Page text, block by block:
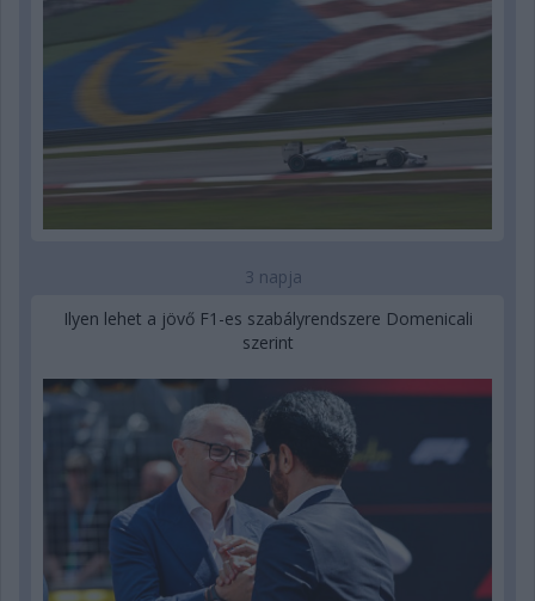
3 napja
Ilyen lehet a jövő F1-es szabályrendszere Domenicali
szerint